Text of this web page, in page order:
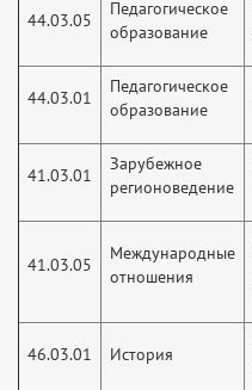
44.03.05
Педагогическое
образование
44.03.01
Педагогическое
образование
41.03.01
Зарубежное
регионоведение
41.03.05
Международные
отношения
46.03.01 История